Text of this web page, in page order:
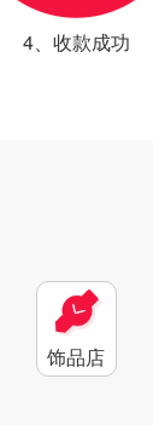
4、收款成功
饰品店